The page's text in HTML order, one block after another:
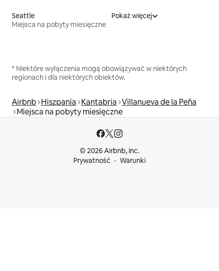
Seattle
Miejsca na pobyty miesięczne
Pokaż więcej
* Niektóre wyłączenia mogą obowiązywać w niektórych
regionach i dla niektórych obiektów.
Airbnb Hiszpania Kantabria Villanueva de la Peña
Miejsca na pobyty miesięczne
© 2026 Airbnb, Inc.
Prywatność
Warunki